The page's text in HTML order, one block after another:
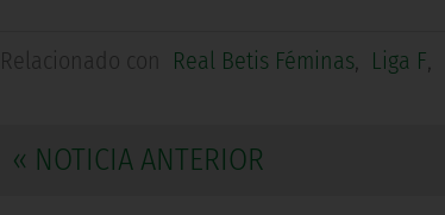
Relacionado con Real Betis Féminas, Liga F,
« NOTICIA ANTERIOR